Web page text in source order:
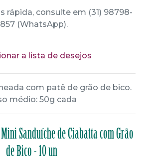
rápida, consulte em (31) 98798-
(WhatsApp).
a lista de desejos
com patê de grão de bico.
médio: 50g cada
Sanduíche de Ciabatta com Grão
de Bico - 10 un